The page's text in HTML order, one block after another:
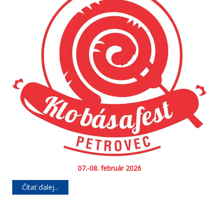
07.-08. február 2026
Čítať ďalej...